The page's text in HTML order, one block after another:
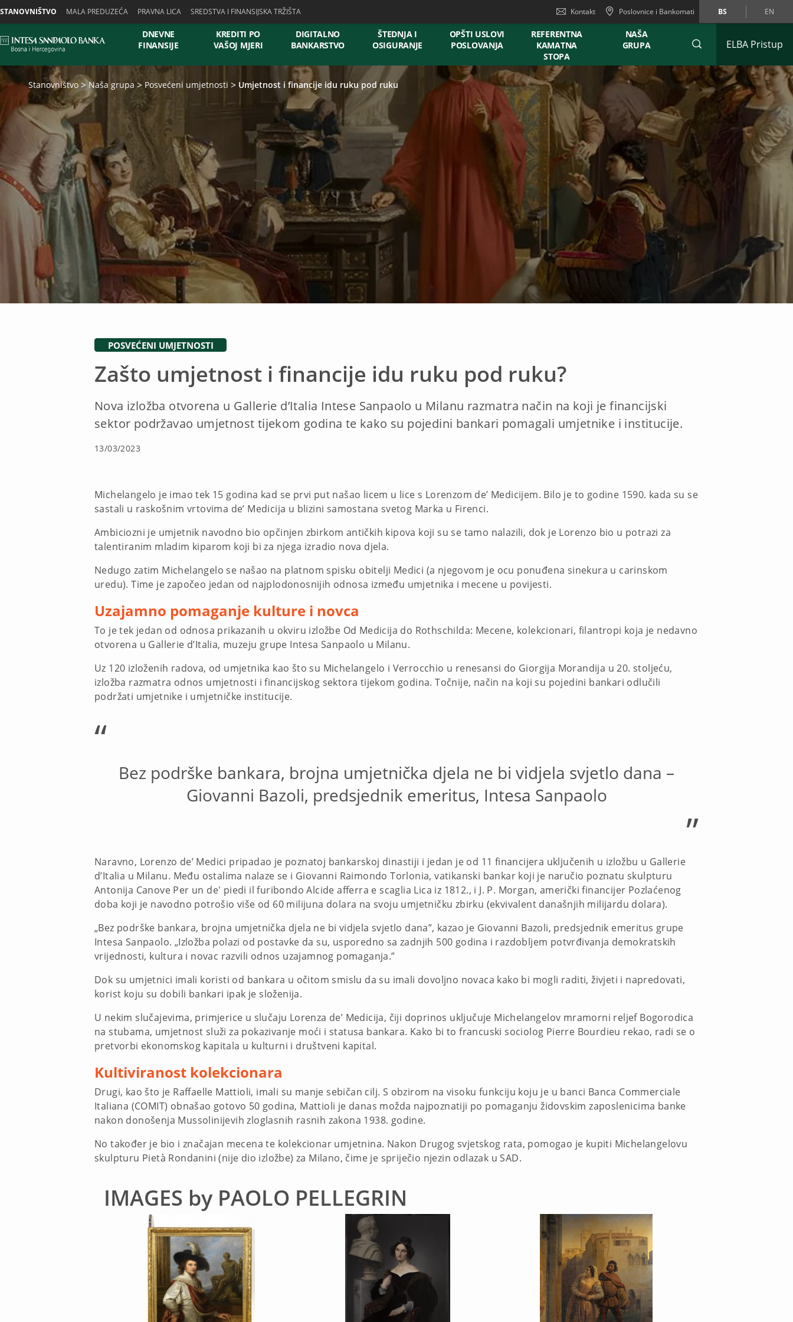
STANOVNIŠTVO MALA PREDUZEĆA PRAVNA LICA SREDSTVA I FINANSIJSKA TRŽIŠTA Kontakt Poslovnice i Bankomati BS EN
DNEVNE
FINANSIJE
KREDITI PO
VAŠOJ MJERI
DIGITALNO
BANKARSTVO
ŠTEDNJA I
OSIGURANJE
OPŠTI USLOVI
POSLOVANJA
REFERENTNA
KAMATNA
STOPA
NAŠA
GRUPA
ELBA Pristup
Stanovništvo Naša grupa Posvećeni umjetnosti Umjetnost i financije idu ruku pod ruku
POSVEĆENI UMJETNOSTI
Zašto umjetnost i financije idu ruku pod ruku?
Nova izložba otvorena u Gallerie d’Italia Intese Sanpaolo u Milanu razmatra način na koji je financijski
sektor podržavao umjetnost tijekom godina te kako su pojedini bankari pomagali umjetnike i institucije.
13/03/2023
Michelangelo je imao tek 15 godina kad se prvi put našao licem u lice s Lorenzom de’ Medicijem. Bilo je to godine 1590. kada su se
sastali u raskošnim vrtovima de’ Medicija u blizini samostana svetog Marka u Firenci.
Ambiciozni je umjetnik navodno bio opčinjen zbirkom antičkih kipova koji su se tamo nalazili, dok je Lorenzo bio u potrazi za
talentiranim mladim kiparom koji bi za njega izradio nova djela.
Nedugo zatim Michelangelo se našao na platnom spisku obitelji Medici (a njegovom je ocu ponuđena sinekura u carinskom
uredu). Time je započeo jedan od najplodonosnijih odnosa između umjetnika i mecene u povijesti.
Uzajamno pomaganje kulture i novca
To je tek jedan od odnosa prikazanih u okviru izložbe Od Medicija do Rothschilda: Mecene, kolekcionari, filantropi koja je nedavno
otvorena u Gallerie d’Italia, muzeju grupe Intesa Sanpaolo u Milanu.
Uz 120 izloženih radova, od umjetnika kao što su Michelangelo i Verrocchio u renesansi do Giorgija Morandija u 20. stoljeću,
izložba razmatra odnos umjetnosti i financijskog sektora tijekom godina. Točnije, način na koji su pojedini bankari odlučili
podržati umjetnike i umjetničke institucije.
“
Bez podrške bankara, brojna umjetnička djela ne bi vidjela svjetlo dana –
Giovanni Bazoli, predsjednik emeritus, Intesa Sanpaolo
”
Naravno, Lorenzo de’ Medici pripadao je poznatoj bankarskoj dinastiji i jedan je od 11 financijera uključenih u izložbu u Gallerie
d’Italia u Milanu. Među ostalima nalaze se i Giovanni Raimondo Torlonia, vatikanski bankar koji je naručio poznatu skulpturu
Antonija Canove Per un de' piedi il furibondo Alcide afferra e scaglia Lica iz 1812., i J. P. Morgan, američki financijer Pozlaćenog
doba koji je navodno potrošio više od 60 milijuna dolara na svoju umjetničku zbirku (ekvivalent današnjih milijardu dolara).
„Bez podrške bankara, brojna umjetnička djela ne bi vidjela svjetlo dana”, kazao je Giovanni Bazoli, predsjednik emeritus grupe
Intesa Sanpaolo. „Izložba polazi od postavke da su, usporedno sa zadnjih 500 godina i razdobljem potvrđivanja demokratskih
vrijednosti, kultura i novac razvili odnos uzajamnog pomaganja.”
Dok su umjetnici imali koristi od bankara u očitom smislu da su imali dovoljno novaca kako bi mogli raditi, živjeti i napredovati,
korist koju su dobili bankari ipak je složenija.
U nekim slučajevima, primjerice u slučaju Lorenza de’ Medicija, čiji doprinos uključuje Michelangelov mramorni reljef Bogorodica
na stubama, umjetnost služi za pokazivanje moći i statusa bankara. Kako bi to francuski sociolog Pierre Bourdieu rekao, radi se o
pretvorbi ekonomskog kapitala u kulturni i društveni kapital.
Kultiviranost kolekcionara
Drugi, kao što je Raffaelle Mattioli, imali su manje sebičan cilj. S obzirom na visoku funkciju koju je u banci Banca Commerciale
Italiana (COMIT) obnašao gotovo 50 godina, Mattioli je danas možda najpoznatiji po pomaganju židovskim zaposlenicima banke
nakon donošenja Mussolinijevih zloglasnih rasnih zakona 1938. godine.
No također je bio i značajan mecena te kolekcionar umjetnina. Nakon Drugog svjetskog rata, pomogao je kupiti Michelangelovu
skulpturu Pietà Rondanini (nije dio izložbe) za Milano, čime je spriječio njezin odlazak u SAD.
IMAGES by PAOLO PELLEGRIN